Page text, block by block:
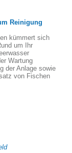
Reinigung
kümmert sich
um Ihr
Wartung
der Anlage sowie
von Fischen